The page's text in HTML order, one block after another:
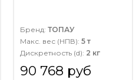
Бренд: ТОПАУ
Макс. вес (НПВ): 5 т
Дискретность (d): 2 кг
90 768 руб